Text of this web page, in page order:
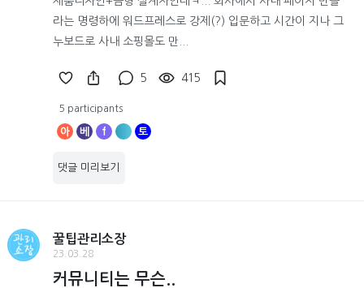
라는 명령하에 워드프레스로 강제(?) 입문하고 시간이 지나 그
누보드로 사내 소핑몰도 만...
5 415
5 participants
아 베 f 토
댓글 미리보기
꿀팁관리소장
23.03.28
커뮤니티는 무슨..